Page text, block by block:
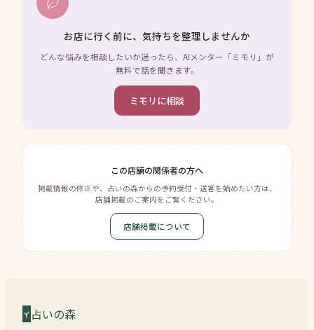
お店に行く前に、気持ちを整理しませんか
どんな悩みを相談したいか迷ったら、AIメンター「ミモリ」が
無料で話を聞きます。
ミモリに相談
この店舗の関係者の方へ
掲載情報の修正や、占いの森からの予約受付・送客を始めたい方は、
店舗掲載のご案内をご覧ください。
店舗掲載について
占いの森